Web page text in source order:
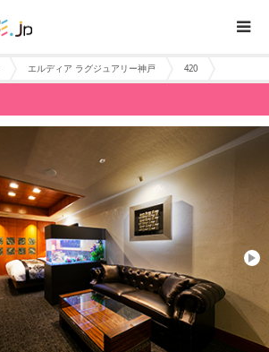
エルディア ラグジュアリー神戸 420